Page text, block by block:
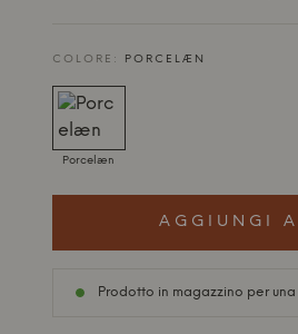
COLORE: PORCELÆN
Porcelæn
AGGIUNGI
Prodotto in magazzino per